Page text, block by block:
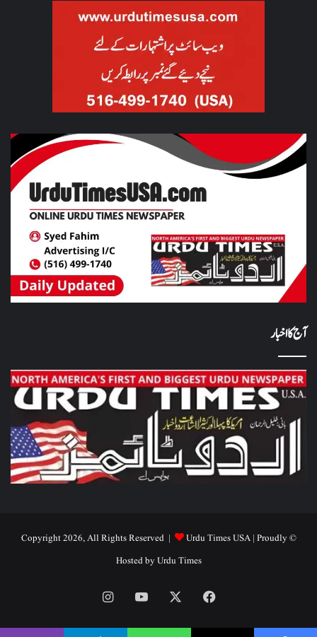
آج کا اخبار
© Copyright 2026, All Rights Reserved |
Urdu Times USA| Proudly
Hosted byUrdu Times
Facebook
YouTube